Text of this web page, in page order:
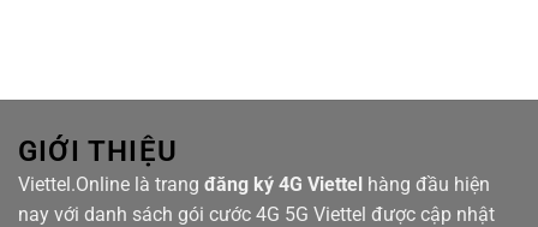
Masteri
GIỚI THIỆU
Viettel.Online là trang đăng ký 4G Viettel hàng đầu hiện
nay với danh sách gói cước 4G 5G Viettel được cập nhật